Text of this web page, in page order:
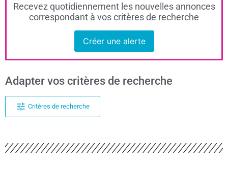
Recevez quotidiennement les nouvelles annonces
correspondant à vos critères de recherche
Créer une alerte
Adapter vos critères de recherche
Critères de recherche